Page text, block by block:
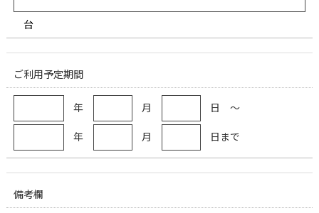
台
ご利用予定期間
年 月 日 ～
年 月 日まで
備考欄